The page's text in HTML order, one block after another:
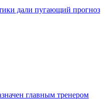
дали пугающий прогноз
главным тренером